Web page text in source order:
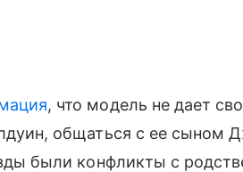
, что модель не дает
общаться с ее сыном
были конфликты с